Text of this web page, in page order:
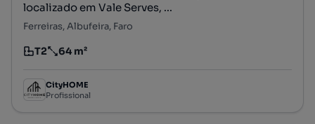
localizado em Vale Serves, ...
Ferreiras, Albufeira, Faro
Tipologia
T2
Preço por metro quadrado
64 m²
CityHOME
Profissional